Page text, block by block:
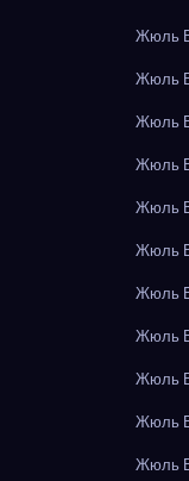
Жюль
Жюль
Жюль
Жюль
Жюль
Жюль
Жюль
Жюль
Жюль
Жюль
Жюль